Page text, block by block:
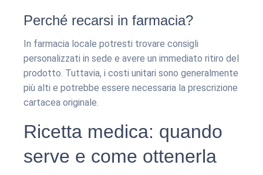
Perché recarsi in farmacia?
In farmacia locale potresti trovare consigli
personalizzati in sede e avere un immediato ritiro del
prodotto. Tuttavia, i costi unitari sono generalmente
più alti e potrebbe essere necessaria la prescrizione
cartacea originale.
Ricetta medica: quando
serve e come ottenerla